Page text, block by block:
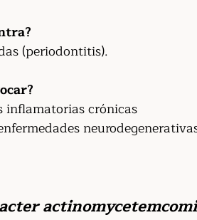
(periodontitis).
inflamatorias crónicas